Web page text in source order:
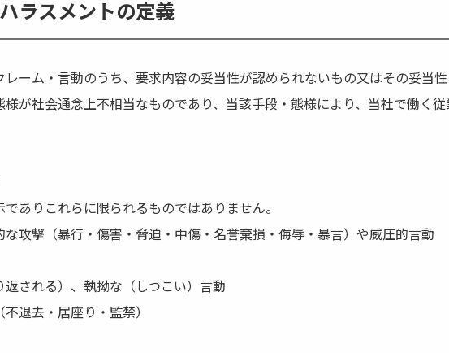
ラスメントの定義
ーム・言動のうち、要求内容の妥当性が認められないもの又はその妥当
様が社会通念上不相当なものであり、当該手段・態様により、当社で働く
ありこれらに限られるものではありません。
な攻撃（暴行・傷害・脅迫・中傷・名誉棄損・侮辱・暴言）や威圧的言動
返される）、執拗な（しつこい）言動
退去・居座り・監禁）